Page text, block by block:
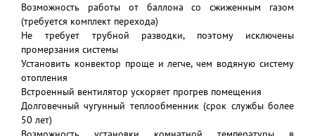
Возможность работы от баллона со сжиженным газом
(требуется комплект перехода)
Не требует трубной разводки, поэтому исключены
промерзания системы
Установить конвектор проще и легче, чем водяную систему
отопления
Встроенный вентилятор ускоряет прогрев помещения
Долговечный чугунный теплообменник (срок службы более
50 лет)